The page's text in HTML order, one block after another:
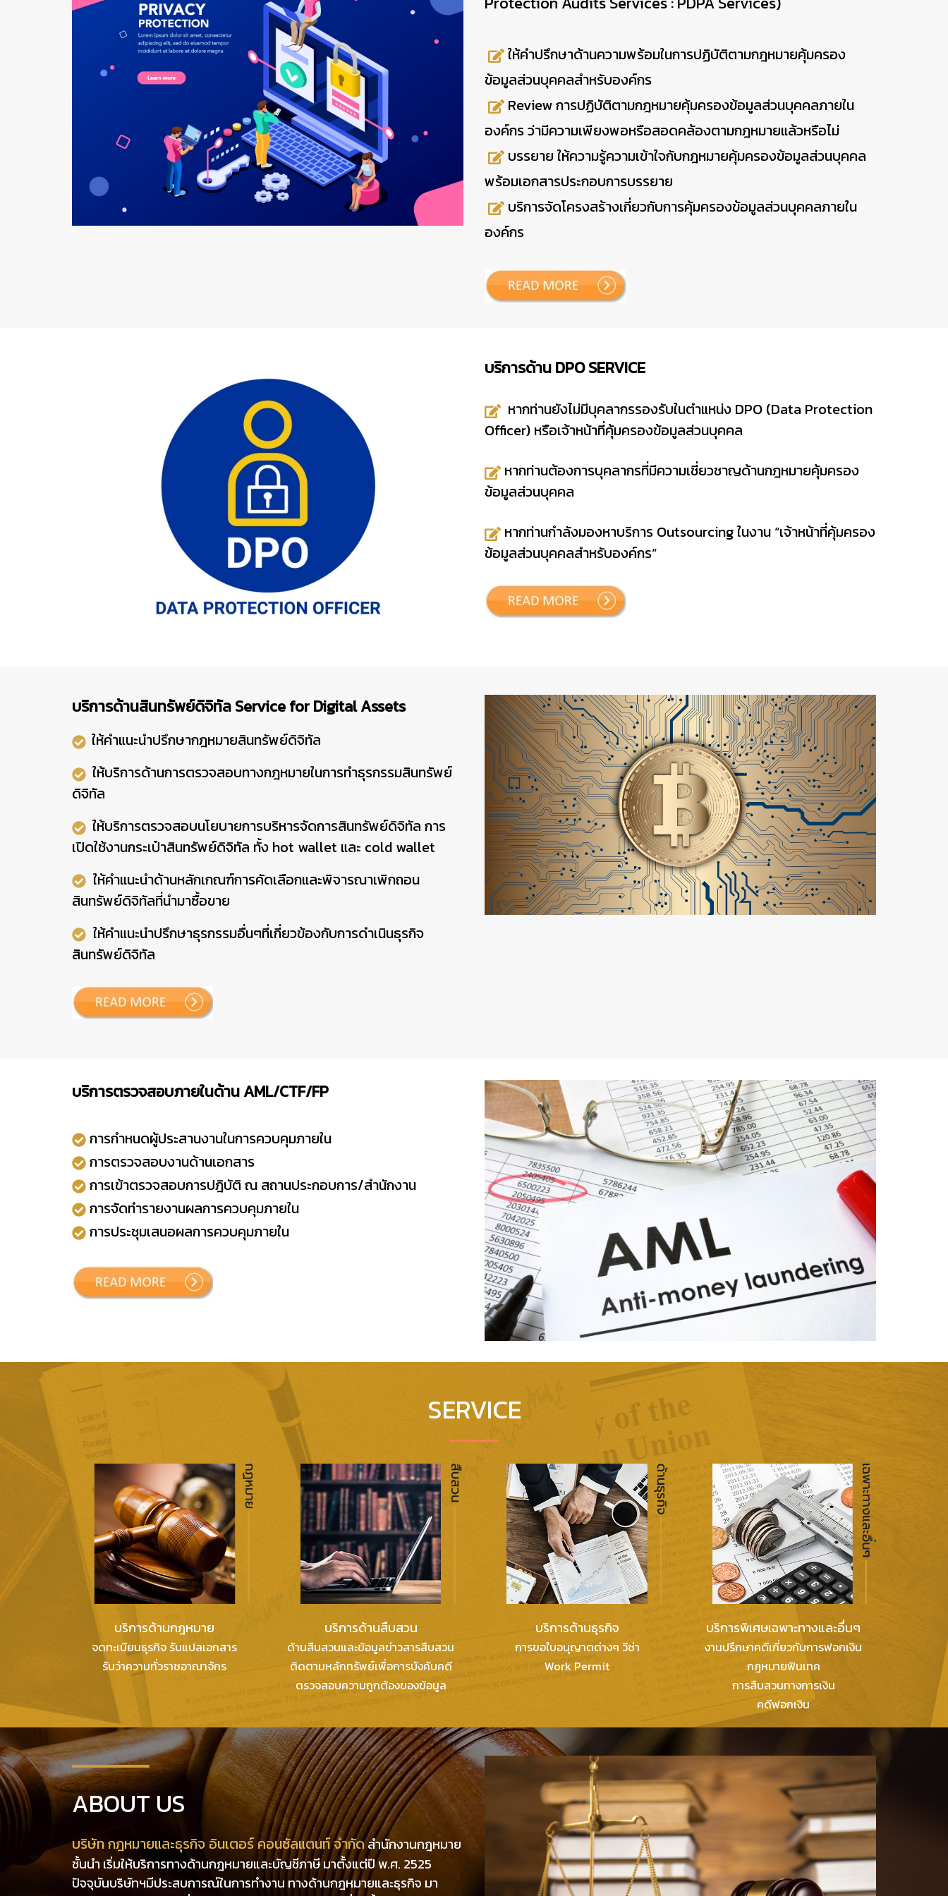
ให้คำปรึกษาด้านความพร้อมในการปฏิบัติตามกฎหมายคุ้มครอง
ข้อมูลส่วนบุคคลสำหรับองค์กร
Review การปฏิบัติตามกฎหมายคุ้มครองข้อมูลส่วนบุคคลภายใน
องค์กร ว่ามีความเพียงพอหรือสอดคล้องตามกฎหมายแล้วหรือไม่
บรรยาย ให้ความรู้ความเข้าใจกับกฎหมายคุ้มครองข้อมูลส่วนบุคคล
พร้อมเอกสารประกอบการบรรยาย
บริการจัดโครงสร้างเกี่ยวกับการคุ้มครองข้อมูลส่วนบุคคลภายใน
องค์กร
บริการด้าน DPO SERVICE
หากท่านยังไม่มีบุคลากรรองรับในตำแหน่ง DPO (Data Protection
Officer) หรือเจ้าหน้าที่คุ้มครองข้อมูลส่วนบุคคล
หากท่านต้องการบุคลากรที่มีความเชี่ยวชาญด้านกฎหมายคุ้มครอง
ข้อมูลส่วนบุคคล
หากท่านกำลังมองหาบริการ Outsourcing ในงาน “เจ้าหน้าที่คุ้มครอง
ข้อมูลส่วนบุคคลสำหรับองค์กร“
บริการด้านสินทรัพย์ดิจิทัล Service for Digital Assets
ให้คำแนะนำปรึกษากฎหมายสินทรัพย์ดิจิทัล
ให้บริการด้านการตรวจสอบทางกฎหมายในการทำธุรกรรมสินทรัพย์
ดิจิทัล
ให้บริการตรวจสอบนโยบายการบริหารจัดการสินทรัพย์ดิจิทัล การ
เปิดใช้งานกระเป๋าสินทรัพย์ดิจิทัล ทั้ง hot wallet และ cold wallet
ให้คำแนะนำด้านหลักเกณฑ์การคัดเลือกและพิจารณาเพิกถอน
สินทรัพย์ดิจิทัลที่นำมาซื้อขาย
ให้คำแนะนำปรึกษาธุรกรรมอื่นๆที่เกี่ยวข้องกับการดำเนินธุรกิจ
สินทรัพย์ดิจิทัล
บริการตรวจสอบภายในด้าน AML/CTF/FP
การกำหนดผู้ประสานงานในการควบคุมภายใน
การตรวจสอบงานด้านเอกสาร
การเข้าตรวจสอบการปฎิบัติ ณ สถานประกอบการ/สำนักงาน
การจัดทำรายงานผลการควบคุมภายใน
การประชุมเสนอผลการควบคุมภายใน
SERVICE
บริการด้านกฎหมาย
จดทะเบียนธุรกิจ รับแปลเอกสาร
รับว่าความทั่วราชอาณาจักร
บริการด้านสืบสวน
ด้านสืบสวนและข้อมูลข่าวสารสืบสวน
ติดตามหลักทรัพย์เพื่อการบังคับคดี
ตรวจสอบความถูกต้องของข้อมูล
บริการด้านธุรกิจ
การขอใบอนุญาตต่างๆ วีซ่า
Work Permit
บริการพิเศษเฉพาะทางและอื่นๆ
งานปรึกษาคดีเกี่ยวกับการฟอกเงิน
กฎหมายฟินเทค
การสืบสวนทางการเงิน
คดีฟอกเงิน
ABOUT US
บริษัท กฎหมายและธุรกิจ อินเตอร์ คอนซัลแตนท์ จำกัดสำนักงานกฎหมาย
ชั้นนำ เริ่มให้บริการทางด้านกฎหมายและบัญชีภาษี มาตั้งแต่ปี พ.ศ. 2525
ปัจจุบันบริษัทฯมีประสบการณ์ในการทำงาน ทางด้านกฎหมายและธุรกิจ มา